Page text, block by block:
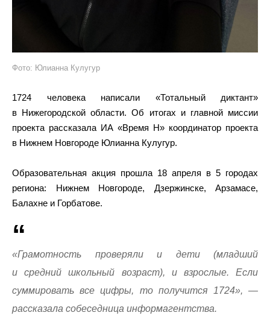
Фото: Юлианна Кулугур
1724 человека написали «Тотальный диктант»
в Нижегородской области. Об итогах и главной миссии
проекта рассказала ИА «Время Н» координатор проекта
в Нижнем Новгороде Юлианна Кулугур.
Образовательная акция прошла 18 апреля в 5 городах
региона: Нижнем Новгороде, Дзержинске, Арзамасе,
Балахне и Горбатове.
«Грамотность проверяли и дети (младший
и средний школьный возраст), и взрослые. Если
суммировать все цифры, то получится 1724», —
рассказала собеседница информагентства.